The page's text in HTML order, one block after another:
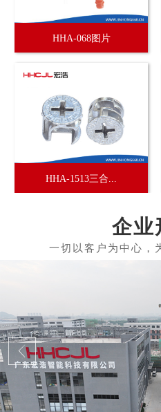
HHA-068图片
HHA-1513三合...
企业